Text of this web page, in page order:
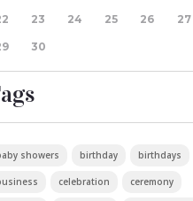
23 24 25 26 27
30
showers birthday birthdays
celebration ceremony